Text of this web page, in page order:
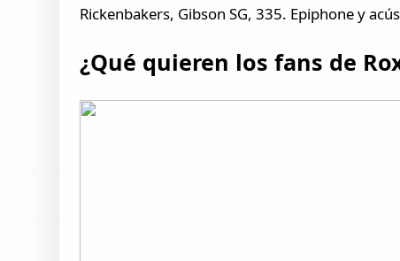
Rickenbakers, Gibson SG, 335. Epiphone y
¿Qué quieren los fans de